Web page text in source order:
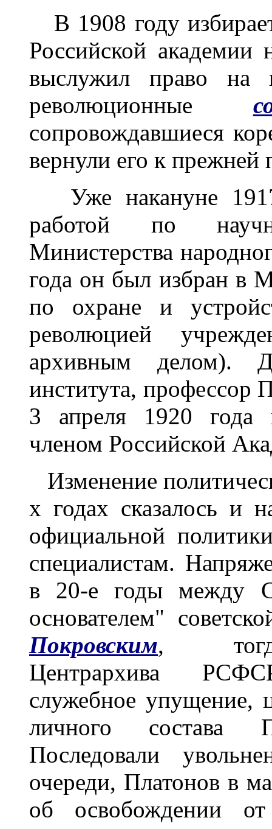
В 1908 году
Российской
выслужил право на
революционные
сопровождавшиеся
вернули его к прежней
Уже накануне 1917
работой по
Министерства
года он был избран в
по охране и
революцией
архивным делом).
института, профессор
3 апреля 1920 года
членом Российской
Изменение
х годах сказалось и
официальной
специалистам.
в 20-е годы между
основателем"
Покровским,
Центрархива
служебное упущение,
личного состава
Последовали
очереди, Платонов в
об освобождении